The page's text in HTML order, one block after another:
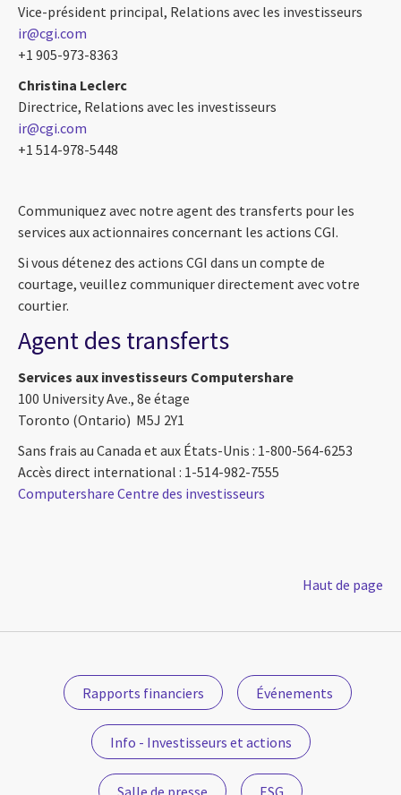
Vice-président principal, Relations avec les investisseurs
ir@cgi.com
+1 905-973-8363
Christina Leclerc
Directrice, Relations avec les investisseurs
ir@cgi.com
+1 514-978-5448
Communiquez avec notre agent des transferts pour les
services aux actionnaires concernant les actions CGI.
Si vous détenez des actions CGI dans un compte de
courtage, veuillez communiquer directement avec votre
courtier.
Agent des transferts
Services aux investisseurs Computershare
100 University Ave., 8e étage
Toronto (Ontario) M5J 2Y1
Sans frais au Canada et aux États-Unis : 1-800-564-6253
Accès direct international : 1-514-982-7555
Computershare Centre des investisseurs
Haut de page
Rapports financiers Événements
Info - Investisseurs et actions
Salle de presse ESG